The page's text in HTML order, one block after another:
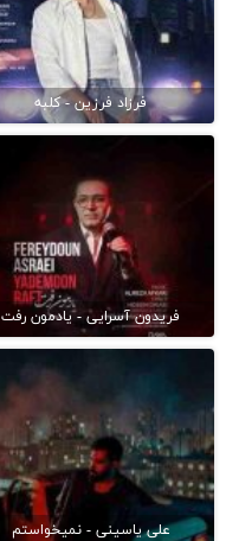
فرزاد فرزین - کلبه
فریدون آسرایی - یادمون رفت
علی یاسینی - نمیخواستم